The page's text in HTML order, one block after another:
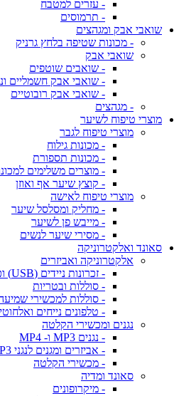
- עזרים למטבח
- תרמוסים
שואבי אבק ומגהצים
- מכונות שטיפה בלחץ גרניק
שואבי אבק
- שואבים שוטפים
- שואבי אבק חשמליים
- שואבי אבק רובוטיים
- מגהצים
מוצרי טיפוח לשיער
מוצרי טיפוח לגבר
- מכונות גילוח
- מכונות תספורת
- מוצרים משלימים
- קוצץ שיער אף ואוזן
מוצרי טיפוח לאישה
- מחליק ומסלסל שיער
- מייבש פן לשיער
- מסירי שיער לנשים
סאונד ואלקטרוניקה
אלקטרוניקה ואביזרים
- זכרונות ניידים (USB) וכרטיסי זיכרון
- סוללות ובטריות
- סוללות למכשירי
- טלפונים נייחים
נגנים ומכשירי הקלטה
- נגנים MP3 ו- MP4
- אביזרים ומגנים לנגני MP3 ו- MP4
- מכשירי הקלטה
סאונד ומדיה
- מיקרופונים